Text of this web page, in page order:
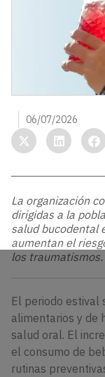
06/07/2026
La organización
dirigidas a la
salud bucodental
aumentan el
los traumatismos.
El periodo estival
alimentarios y de
salud oral. El
el consumo de
rutinas